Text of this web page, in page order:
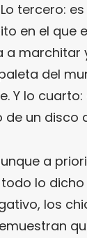
tercero:
en el que
a marchitar
del
Y lo cuarto:
de un disco
a
lo dicho
los